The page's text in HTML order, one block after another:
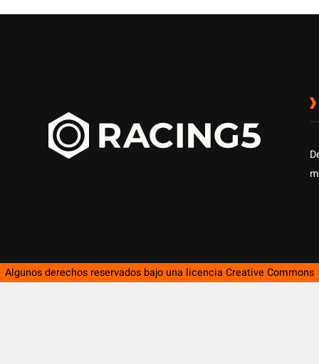
Algunos derechos reservados bajo una licencia Creative Commons